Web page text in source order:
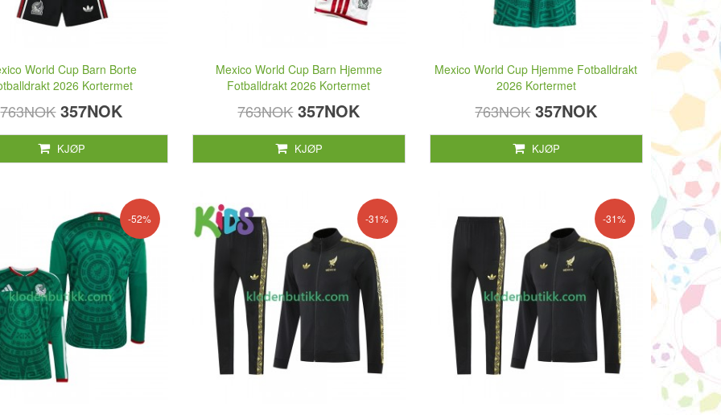
World Cup Barn Borte
2026 Kortermet
763NOK 357NOK
KJØP
Mexico World Cup Barn Hjemme
Fotballdrakt 2026 Kortermet
763NOK 357NOK
KJØP
Mexico World Cup Hjemme Fotballdrakt
2026 Kortermet
763NOK 357NOK
KJØP
-52% -31% -31%